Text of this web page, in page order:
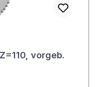
vorgeb.